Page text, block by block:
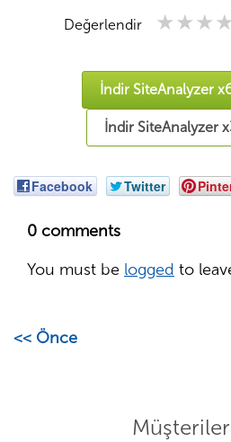
Değerlendir
İndir SiteAnalyzer
İndir SiteAnalyzer
Facebook Twitter
0 comments
You must be logged to
<< Önce